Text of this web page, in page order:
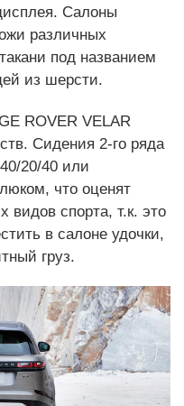
Салоны
различных
под названием
из шерсти.
ROVER VELAR
Сидения 2-го ряда
20/40 или
что оценят
спорта, т.к. это
в салоне удочки,
груз.